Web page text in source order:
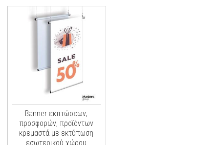
Banner εκπτώσεων,
προσφορών, προϊόντων
κρεμαστά με εκτύπωση
εσωτερικού χώρου